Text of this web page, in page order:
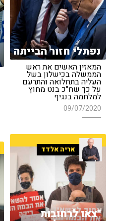
נפתלי חזור הבייתה
המאזין האשים את ראש
הממשלה בכישלון בשל
העליה בתחלואה והתרעם
על כך שח"כ בנט מחוץ
למלחמה בנגיף
09/07/2020
אריה אלדד
"צאו לרחובות